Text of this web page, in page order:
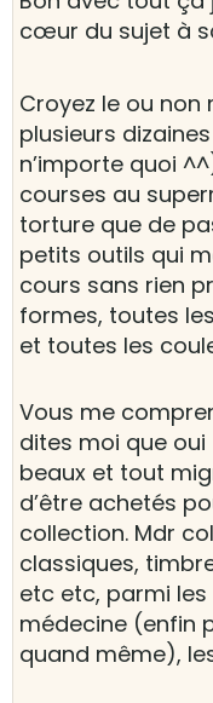
cœur du sujet à
Croyez le ou non
plusieurs
n’importe quoi
courses au
torture que de
petits outils qui
cours sans rien
formes, toutes
et toutes les
Vous me
dites moi que
beaux et tout
d’être achetés
collection. Mdr
classiques,
etc etc, parmi
médecine (enfin
quand même),